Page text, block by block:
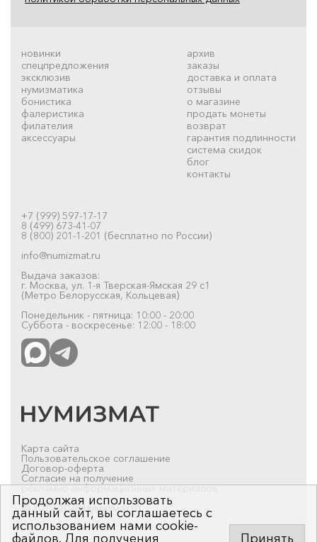
новинки
спецпредложения
эксклюзив
нумизматика
бонистика
фалеристика
филателия
аксессуары
архив
заказы
доставка и оплата
отзывы
о магазине
продать монеты
возврат
гарантия подлинности
система скидок
блог
контакты
+7 (999) 597-17-17
8 (499) 673-41-07
8 (800) 201-1-201 (бесплатно по России)
info@numizmat.ru
Выдача заказов:
г. Москва, ул. 1-я Тверская-Ямская 29 с1
(Метро Белорусская, Кольцевая)
Понедельник - пятница: 10:00 - 20:00
Суббота - воскресенье: 12:00 - 18:00
Карта сайта
Пользовательское соглашение
Договор-оферта
Согласие на получение
рекламно-информационных материалов
© 2019-2026 Нумизмат.ru
Продолжая использовать
данный сайт, вы соглашаетесь с
использованием нами cookie-
файлов. Для получения
Принять